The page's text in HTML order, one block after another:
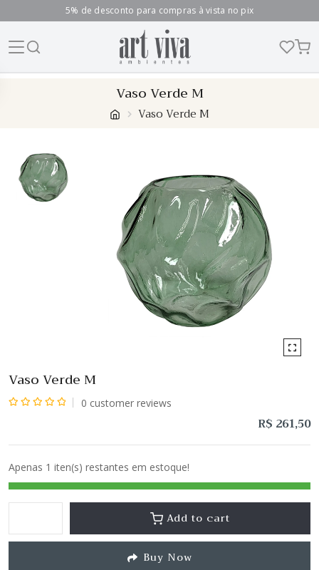
5% de desconto para compras à vista no pix
Vaso Verde M
Vaso Verde M
Vaso Verde M
5
0 customer reviews
R$ 261,50
Apenas 1 iten(s) restantes em estoque!
Add to cart
Buy Now